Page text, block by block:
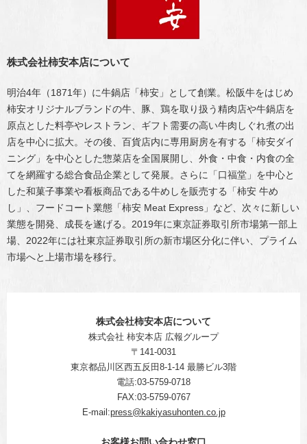
株式会社柿安本店について
明治4年（1871年）に牛鍋店「柿安」として創業。松阪牛をはじめ
柿安オリジナルブランドの牛、豚、鶏を取り扱う精肉店や牛鍋店を
原点とした料亭やレストラン、ギフト需要の高い牛肉しぐれ煮の出
店を中心に拡大。その後、百貨店内に専用厨房を有する「柿安ダイ
ニング」を中心とした惣菜店を全国展開し、外食・中食・内食の全
てを網羅する総合食品企業として発展。さらに「口福堂」を中心と
した和菓子事業や看板商品である牛めしを販売する「柿安 牛め
し」、フードコート業態「柿安 Meat Express」など、次々に新しい
業態を開発、成長を遂げる。2019年に東京証券取引所市場第一部上
場、2022年には社東京証券取引所の新市場区分化に伴い、プライム
市場へと上場市場を移行。
株式会社柿安本店について
株式会社 柿安本店 広報グループ
〒141-0031
東京都品川区西五反田8-1-14 最勝ビル3階
電話:03-5759-0718
FAX:03-5759-0767
E-mail:press@kakiyasuhonten.co.jp